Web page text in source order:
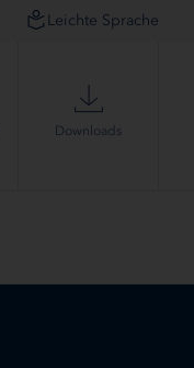
Leichte Sprache
Downloads